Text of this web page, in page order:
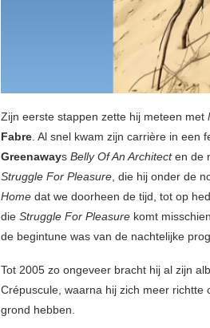
Zijn eerste stappen zette hij meteen met
Fabre. Al snel kwam zijn carrière in een
Greenaways Belly Of An Architecten de
Struggle For Pleasure, die hij onder de
Home dat we doorheen de tijd, tot op
die Struggle For Pleasure komt
de begintune was van de nachtelijke
Tot 2005 zo ongeveer bracht hij al zijn
Crépuscule, waarna hij zich meer
grond hebben.